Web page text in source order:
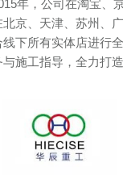
年，公司在淘宝、
京、天津、苏州、
下所有实体店进行
施工指导，全力打